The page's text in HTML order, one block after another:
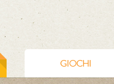
GIOCHI